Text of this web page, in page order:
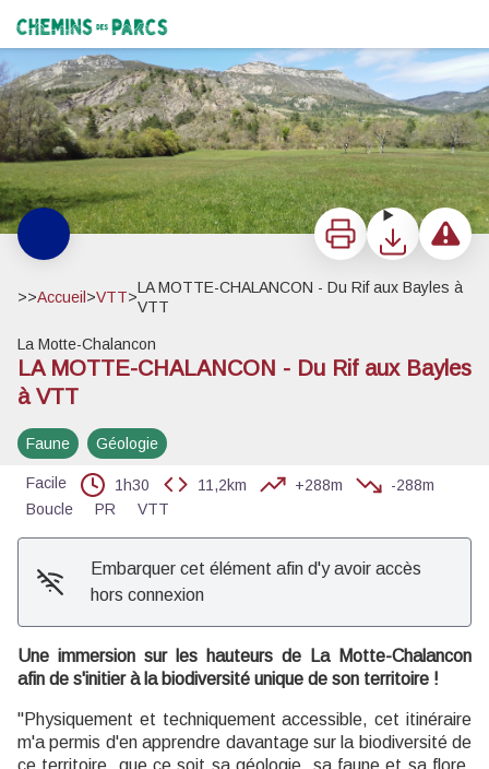
Chemins des Parcs
Voir l'image en plein écran
ImprimerTéléchargerSignaler
>>Accueil >VTT>
LA MOTTE-CHALANCON - Du Rif aux Bayles à
VTT
La Motte-Chalancon
LA MOTTE-CHALANCON - Du Rif aux Bayles
à VTT
Faune Géologie
Facile 1h30 11,2km +288m
-288m
Boucle
PR VTT
Embarquer cet élément afin d'y avoir accès
hors connexion
Une immersion sur les hauteurs de La Motte-Chalancon
afin de s'initier à la biodiversité unique de son territoire !
"Physiquement et techniquement accessible, cet itinéraire
m'a permis d'en apprendre davantage sur la biodiversité de
ce territoire, que ce soit sa géologie, sa faune et sa flore.